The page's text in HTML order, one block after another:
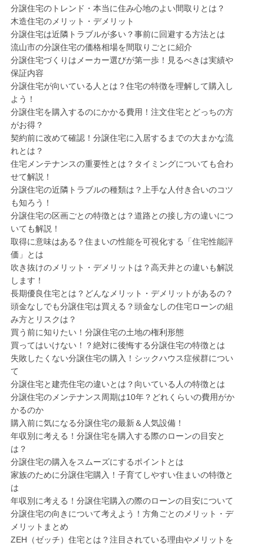
分譲住宅のトレンド・本当に住み心地のよい間取りとは？
木造住宅のメリット・デメリット
分譲住宅は近隣トラブルが多い？事前に回避する方法とは
流山市の分譲住宅の価格相場を間取りごとに紹介
分譲住宅づくりはメーカー選びが第一歩！見るべきは実績や
保証内容
分譲住宅が向いている人とは？住宅の特徴を理解して購入し
よう！
分譲住宅を購入するのにかかる費用！注文住宅とどっちの方
がお得？
契約前に改めて確認！分譲住宅に入居するまでの大まかな流
れとは？
住宅メンテナンスの重要性とは？タイミングについても合わ
せて解説！
分譲住宅の近隣トラブルの種類は？上手な人付き合いのコツ
も知ろう！
分譲住宅の区画ごとの特徴とは？道路との接し方の違いにつ
いても解説！
取得に意味はある？住まいの性能を可視化する「住宅性能評
価」とは
吹き抜けのメリット・デメリットは？高天井との違いも解説
します！
長期優良住宅とは？どんなメリット・デメリットがあるの？
頭金なしでも分譲住宅は買える？頭金なしの住宅ローンの組
み方とリスクは？
買う前に知りたい！分譲住宅の土地の権利形態
買ってはいけない！？絶対に後悔する分譲住宅の特徴とは
失敗したくない分譲住宅の購入！シックハウス症候群につい
て
分譲住宅と建売住宅の違いとは？向いている人の特徴とは
分譲住宅のメンテナンス周期は10年？どれくらいの費用がか
かるのか
購入前に気になる分譲住宅の最新＆人気設備！
年収別に考える！分譲住宅を購入する際のローンの目安と
は？
分譲住宅の購入をスムーズにするポイントとは
家族のために分譲住宅購入！子育てしやすい住まいの特徴と
は
年収別に考える！分譲住宅購入の際のローンの目安について
分譲住宅の向きについて考えよう！方角ごとのメリット・デ
メリットまとめ
ZEH（ゼッチ）住宅とは？注目されている理由やメリットを